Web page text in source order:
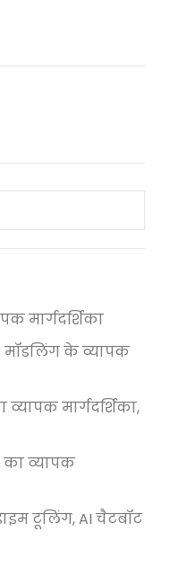
मार्गदर्शिका
मॉडलिंग के व्यापक
मार्गदर्शिका,
का व्यापक
टूलिंग, AI चैटबॉट